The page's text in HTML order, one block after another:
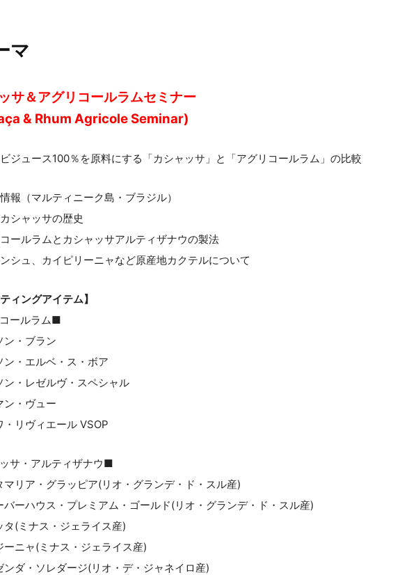
マ
サ＆アグリコールラムセミナー
& Rhum Agricole Seminar)
ジュース100％を原料にする「カシャッサ」と「アグリコールラム」の比較
報（マルティニーク島・ブラジル）
シャッサの歴史
コールラムとカシャッサアルティザナウの製法
ンシュ、カイピリーニャなど原産地カクテルについて
ィングアイテム】
ールラム■
・ブラン
・エルベ・ス・ボア
・レゼルヴ・スペシャル
・ヴュー
リヴィエール VSOP
サ・アルティザナウ■
リア・グラッピア(リオ・グランデ・ド・スル産)
ーハウス・プレミアム・ゴールド(リオ・グランデ・ド・スル産)
(ミナス・ジェライス産)
ニャ(ミナス・ジェライス産)
ダ・ソレダージ(リオ・デ・ジャネイロ産)